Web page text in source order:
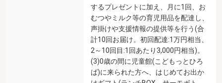
するプレゼントに加え、月に1回、お
むつやミルク等の育児用品を配達し、
声掛けや支援情報の提供等を行う(合
計10回お届け。初回配達:1万円相当、
2～10回目:1回あたり3,000円相当)。
(3)0歳の間に児童館(こどもっとひろ
ば)に来られた方へ、はじめてお出か